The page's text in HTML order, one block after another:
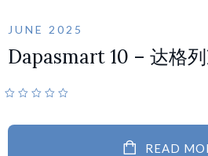
JUNE 2025
Dapasmart 10 – 达格
READ